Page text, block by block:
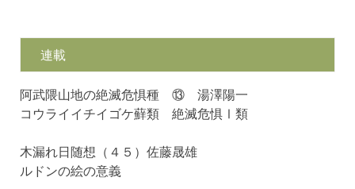
連載
阿武隈山地の絶滅危惧種 ⑬ 湯澤陽一
コウライイチイゴケ蘚類 絶滅危惧Ⅰ類
木漏れ日随想（４５）佐藤晟雄
ルドンの絵の意義